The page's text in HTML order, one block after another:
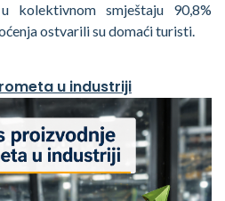
kolektivnom smještaju 90,8%
ostvarili su domaći turisti.
u industriji